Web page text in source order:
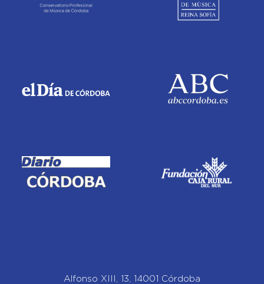
Alfonso XIII, 13, 14001 Córdoba